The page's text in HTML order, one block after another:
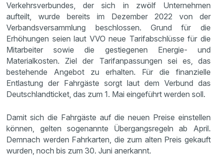
Verkehrsverbundes, der sich in zwölf Unternehmen
aufteilt, wurde bereits im Dezember 2022 von der
Verbandsversammlung beschlossen. Grund für die
Erhöhungen seien laut VVO neue Tarifabschlüsse für die
Mitarbeiter sowie die gestiegenen Energie- und
Materialkosten. Ziel der Tarifanpassungen sei es, das
bestehende Angebot zu erhalten. Für die finanzielle
Entlastung der Fahrgäste sorgt laut dem Verbund das
Deutschlandticket, das zum 1. Mai eingeführt werden soll.
Damit sich die Fahrgäste auf die neuen Preise einstellen
können, gelten sogenannte Übergangsregeln ab April.
Demnach werden Fahrkarten, die zum alten Preis gekauft
wurden, noch bis zum 30. Juni anerkannt.